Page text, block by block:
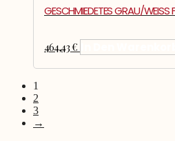
GESCHMIEDETES GRAU/
464,43€
1
2
3
→